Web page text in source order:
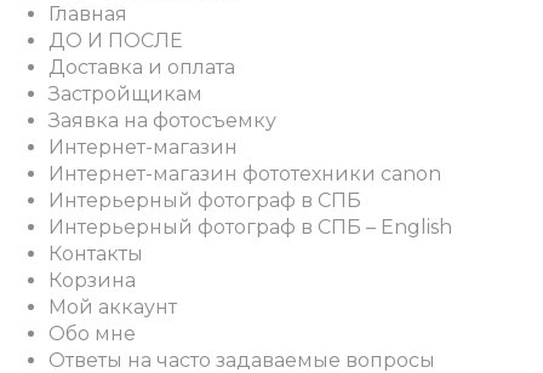
Главная
ДО И ПОСЛЕ
Доставка и оплата
Застройщикам
Заявка на фотосъемку
Интернет-магазин
Интернет-магазин фототехники canon
Интерьерный фотограф в СПБ
Интерьерный фотограф в СПБ – English
Контакты
Корзина
Мой аккаунт
Обо мне
Ответы на часто задаваемые вопросы